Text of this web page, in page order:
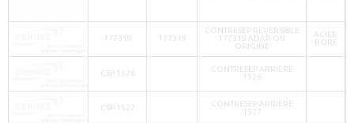
177319 177319
CONTRESEP REVERSIBLE
177319 ADAP. OU
ORIGINE
ACIER
BORE
CSP 1526
CONTRESEP ARRIERE
1526
CSP 1527
CONTRESEP ARRIERE
1527